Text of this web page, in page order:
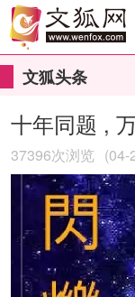
文狐头条
十年同题 ,
37396次浏览 (04-